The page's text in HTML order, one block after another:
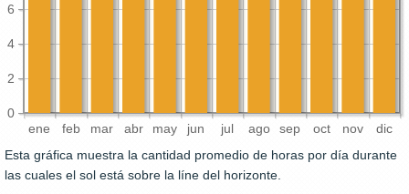
ene feb mar abr may jun jul ago sep oct nov dic
0
2
4
6
Esta gráfica muestra la cantidad promedio de horas por día durante
las cuales el sol está sobre la líne del horizonte.